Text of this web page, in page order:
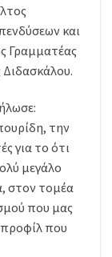
και
Γραμματέας
Διδασκάλου.
την
για το ότι
μεγάλο
στον τομέα
που μας
προφίλ που